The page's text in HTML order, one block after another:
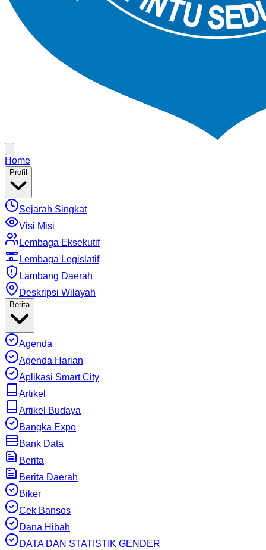
Home
Profil
Sejarah Singkat
Visi Misi
Lembaga Eksekutif
Lembaga Legislatif
Lambang Daerah
Deskripsi Wilayah
Berita
Agenda
Agenda Harian
Aplikasi Smart City
Artikel
Artikel Budaya
Bangka Expo
Bank Data
Berita
Berita Daerah
Biker
Cek Bansos
Dana Hibah
DATA DAN STATISTIK GENDER